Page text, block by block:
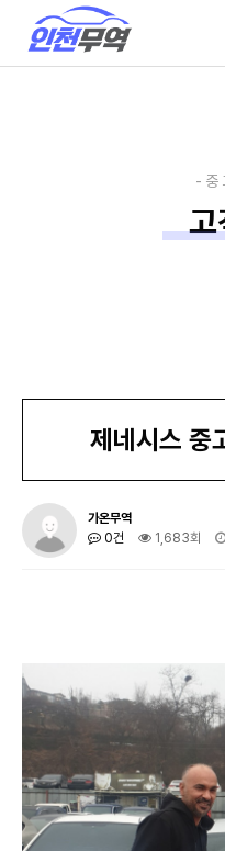
고
제네시스 중
가온무역
0건
1,683회